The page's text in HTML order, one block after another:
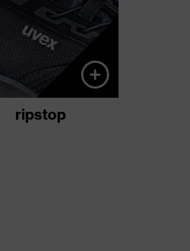
légáteresztő, sportos és
50%-ban szakadásálló,
akár a mikroszál.
ripstop